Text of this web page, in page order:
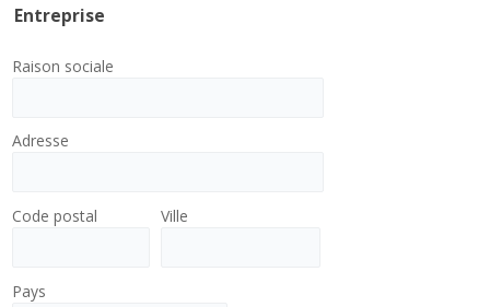
Entreprise
Raison sociale
Adresse
Code postal Ville
Pays